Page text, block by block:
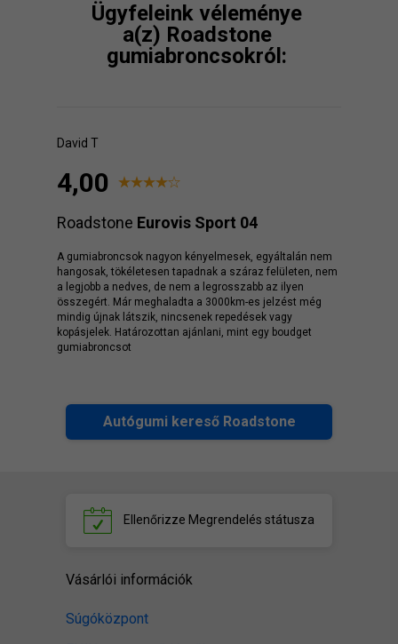
Ügyfeleink véleménye
a(z) Roadstone
gumiabroncsokról:
David T
4,00
Roadstone Eurovis Sport 04
A gumiabroncsok nagyon kényelmesek, egyáltalán nem
hangosak, tökéletesen tapadnak a száraz felületen, nem
a legjobb a nedves, de nem a legrosszabb az ilyen
összegért. Már meghaladta a 3000km-es jelzést még
mindig újnak látszik, nincsenek repedések vagy
kopásjelek. Határozottan ajánlani, mint egy boudget
gumiabroncsot
Autógumi kereső Roadstone
Ellenőrizze Megrendelés státusza
Vásárlói információk
Súgóközpont